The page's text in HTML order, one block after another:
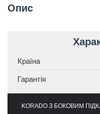
Опис
Країна
Гарантія
KORADO З БОКОВИМ